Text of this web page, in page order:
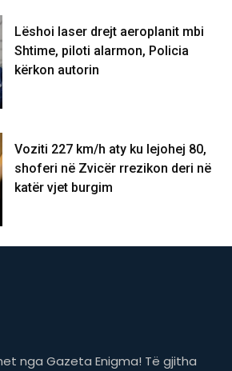
Lëshoi laser drejt aeroplanit mbi
Shtime, piloti alarmon, Policia
kërkon autorin
Voziti 227 km/h aty ku lejohej 80,
shoferi në Zvicër rrezikon deri në
katër vjet burgim
nga Gazeta Enigma! Të gjitha